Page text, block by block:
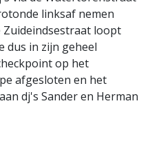
linksaf nemen
Zuideindsestraat loopt
dus in zijn geheel
op het
afgesloten en het
dj's Sander en Herman